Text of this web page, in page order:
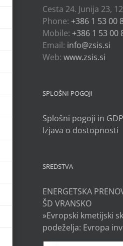
Cesta 24. Junija 23,
Phone: +386 1 53 00
Mobile: +386 1 53 00
Email: info@zsis.si
Web: www.zsis.si
SPLOŠNI POGOJI
Splošni pogoji in
Izjava o dostopnosti
SREDSTVA
ENERGETSKA
ŠD VRANSKO
»Evropski kmetijski
podeželja: Evropa